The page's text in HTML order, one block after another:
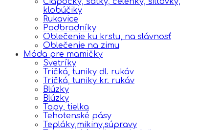
klobúčiky
Rukavice
Podbradníky
Oblečenie ku krstu, na slávnosť
Oblečenie na zimu
Móda pre mamičky
Svetríky
Tričká, tuniky dl. rukáv
Tričká, tuniky kr. rukáv
Blúzky
Blúzky
Topy, tielka
Tehotenské pásy
Tepláky,mikiny,súpravy